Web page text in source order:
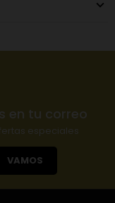
en tu correo
especiales
VAMOS